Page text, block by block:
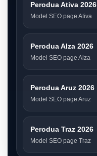
Perodua Ativa 2026
Model SEO page Ativa
Perodua Alza 2026
Model SEO page Alza
Perodua Aruz 2026
Model SEO page Aruz
Perodua Traz 2026
Model SEO page Traz